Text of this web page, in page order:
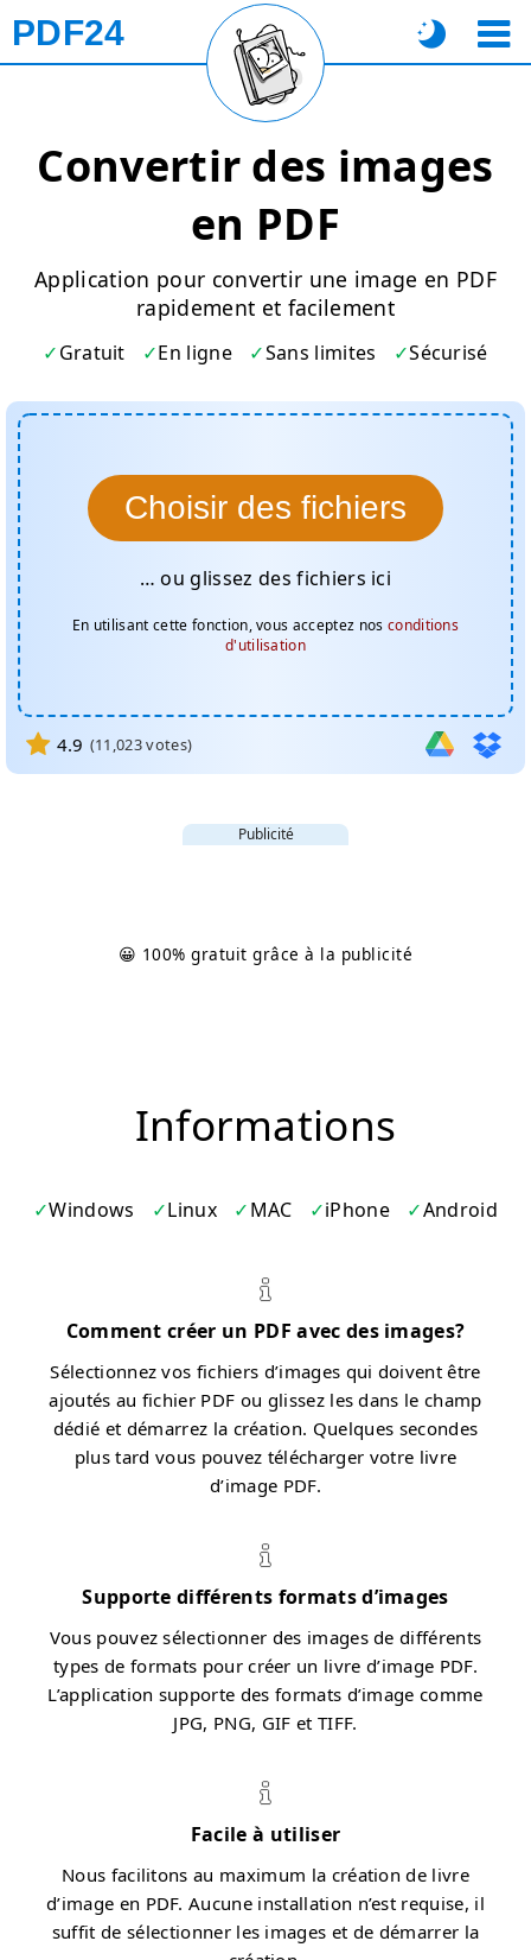
PDF24
Convertir des images
en PDF
Application pour convertir une image en PDF
rapidement et facilement
Gratuit En ligne Sans limites Sécurisé
Choisir des fichiers
… ou glissez des fichiers ici
En utilisant cette fonction, vous acceptez nos conditions
d'utilisation
4.9 (11,023votes)
Publicité
😀 100% gratuit grâce à la publicité
Informations
Windows Linux MAC iPhone Android
Comment créer un PDF avec des images?
Sélectionnez vos fichiers d’images qui doivent être
ajoutés au fichier PDF ou glissez les dans le champ
dédié et démarrez la création. Quelques secondes
plus tard vous pouvez télécharger votre livre
d’image PDF.
Supporte différents formats d’images
Vous pouvez sélectionner des images de différents
types de formats pour créer un livre d’image PDF.
L’application supporte des formats d’image comme
JPG, PNG, GIF et TIFF.
Facile à utiliser
Nous facilitons au maximum la création de livre
d’image en PDF. Aucune installation n’est requise, il
suffit de sélectionner les images et de démarrer la